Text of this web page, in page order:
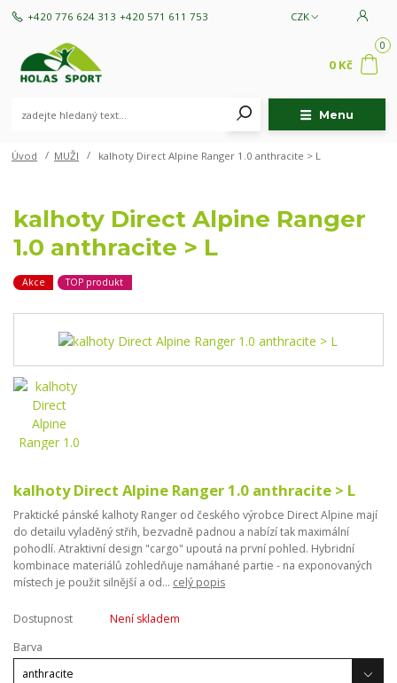
Menu
CZK
+420 776 624 313 +420 571 611 753
0
0 Kč
Úvod MUŽI kalhoty Direct Alpine Ranger 1.0 anthracite > L
kalhoty Direct Alpine Ranger
1.0 anthracite > L
Akce TOP produkt
kalhoty Direct Alpine Ranger 1.0 anthracite > L
Praktické pánské kalhoty Ranger od českého výrobce Direct Alpine mají
do detailu vyladěný střih, bezvadně padnou a nabízí tak maximální
pohodlí. Atraktivní design "cargo" upoutá na první pohled. Hybridní
kombinace materiálů zohledňuje namáhané partie - na exponovaných
místech je použit silnější a od... celý popis
Dostupnost
Není skladem
Barva